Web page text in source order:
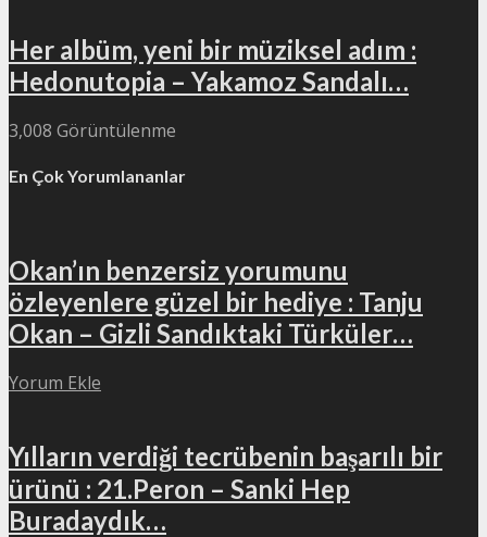
Her albüm, yeni bir müziksel adım :
Hedonutopia – Yakamoz Sandalı…
3,008 Görüntülenme
En Çok Yorumlananlar
Okan’ın benzersiz yorumunu
özleyenlere güzel bir hediye : Tanju
Okan – Gizli Sandıktaki Türküler…
Yorum Ekle
Yılların verdiği tecrübenin başarılı bir
ürünü : 21.Peron – Sanki Hep
Buradaydık…